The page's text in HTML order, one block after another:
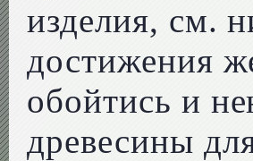
изделия, см.
достижения
обойтись и
древесины